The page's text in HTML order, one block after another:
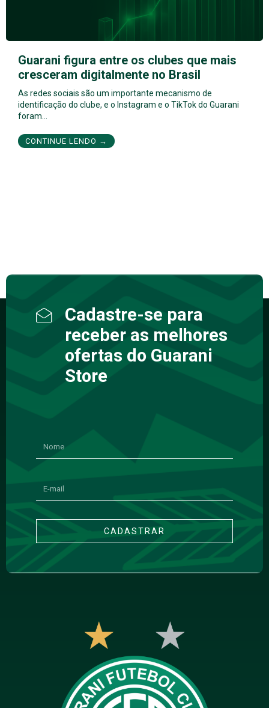
Guarani figura entre os clubes que mais
cresceram digitalmente no Brasil
As redes sociais são um importante mecanismo de
identificação do clube, e o Instagram e o TikTok do Guarani
foram…
CONTINUE LENDO →
Cadastre-se para
receber as melhores
ofertas do Guarani
Store
CADASTRAR